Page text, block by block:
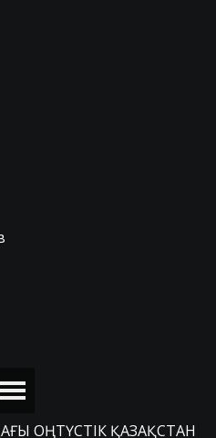
ОҢТҮСТІК ҚАЗАҚСТАН